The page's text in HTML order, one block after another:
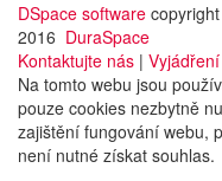
DSpace software
2016 DuraSpace
Kontaktujte nás |
Na tomto webu jsou
pouze cookies nezbytně
zajištění fungování webu,
není nutné získat souhlas.